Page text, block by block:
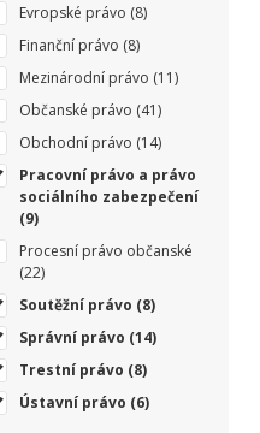
Evropské právo (8)
Finanční právo (8)
Mezinárodní právo (11)
Občanské právo (41)
Obchodní právo (14)
Pracovní právo a právo
sociálního zabezpečení
(9)
Procesní právo občanské
(22)
Soutěžní právo (8)
Správní právo (14)
Trestní právo (8)
Ústavní právo (6)